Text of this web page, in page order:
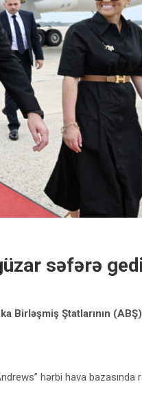
səfərə
Birləşmiş Ştatlarının
hərbi hava bazasında